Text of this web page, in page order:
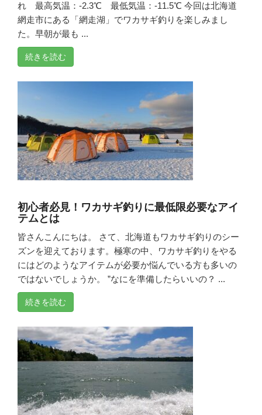
れ 最高気温：-2.3℃ 最低気温：-11.5℃ 今回は北海道
網走市にある「網走湖」でワカサギ釣りを楽しみまし
た。早朝が最も ...
続きを読む
初心者必見！ワカサギ釣りに最低限必要なアイ
テムとは
皆さんこんにちは。 さて、北海道もワカサギ釣りのシー
ズンを迎えております。極寒の中、ワカサギ釣りをやる
にはどのようなアイテムが必要か悩んでいる方も多いの
ではないでしょうか。 ”なにを準備したらいいの？ ...
続きを読む